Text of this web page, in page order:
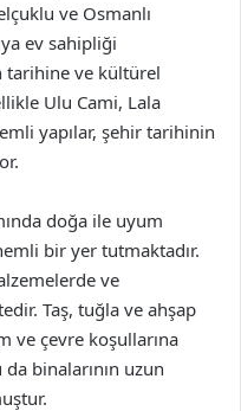
ve Osmanlı
ev sahipliği
tarihine ve kültürel
Ulu Cami, Lala
yapılar, şehir tarihinin
doğa ile uyum
bir yer tutmaktadır.
ve
Taş, tuğla ve ahşap
ve çevre koşullarına
binalarının uzun